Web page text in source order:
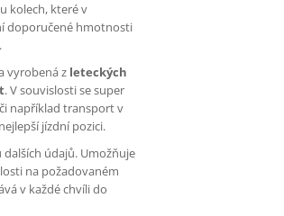
kolech, které v
doporučené hmotnosti
vyrobená z leteckých
. V souvislosti se super
například transport v
jízdní pozici.
údajů. Umožňuje
na požadovaném
v každé chvíli do